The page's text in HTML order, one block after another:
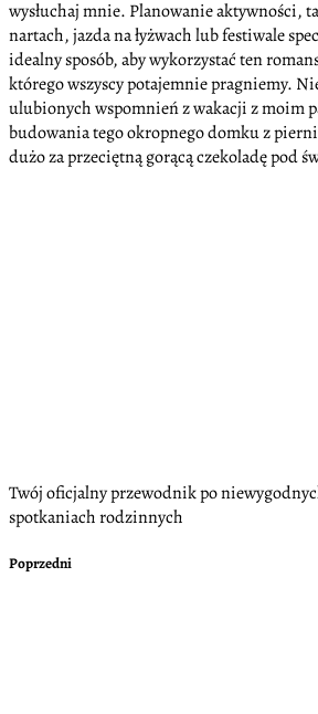
wysłuchaj mnie. Planowanie aktywności,
nartach, jazda na łyżwach lub festiwale
idealny sposób, aby wykorzystać ten
którego wszyscy potajemnie pragniemy.
ulubionych wspomnień z wakacji z moim
budowania tego okropnego domku z
dużo za przeciętną gorącą czekoladę pod
Twój oficjalny przewodnik po
spotkaniach rodzinnych
Poprzedni